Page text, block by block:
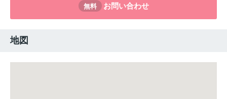
無料 お問い合わせ
地図